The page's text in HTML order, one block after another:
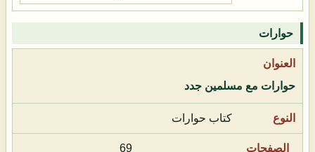
حوارات
حوارات مع مسلمين جدد
كتاب حوارات
69